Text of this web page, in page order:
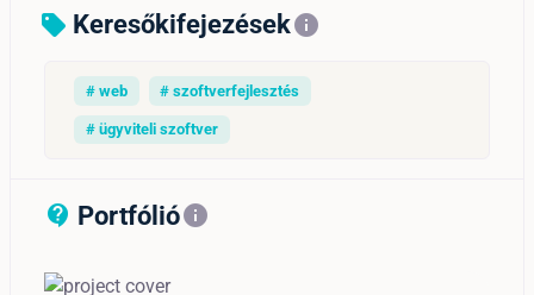
sell Keresőkifejezésekinfo
# web # szoftverfejlesztés
# ügyviteli szoftver
contact_support_outline
Portfólióinfo